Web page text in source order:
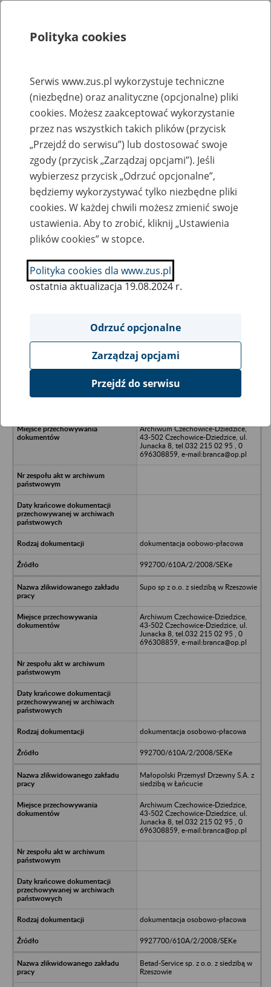
Rejestry, ewidencje i archiwa
Baza zlikwidowanych lub
przekształconych zakładów pracy
Nazwa zakładu pracy:
SZUKAJ
Ukryj wszystkie pozycje bazy
Fol-Land z siedzibą w Bielsku-Białej
Archiwum Czechowice-Dziedzice,
43-502 Czechowice-Dziedzice, ul.
Junacka 8, tel.032 215 02 95 , 0
696308859, e-mail:branca@op.pl
dokumentacja oobowo-płacowa
992700/610A/2/2008/SEKe
Supo sp z o.o. z siedzibą w Rzeszowie
Archiwum Czechowice-Dziedzice,
43-502 Czechowice-Dziedzice, ul.
Junacka 8, tel.032 215 02 95 , 0
696308859, e-mail:branca@op.pl
dokumentacja osobowo-płacowa
992700/610A/2/2008/SEKe
Małopolski Przemysł Drzewny S.A. z
siedzibą w Łańcucie
Archiwum Czechowice-Dziedzice,
43-502 Czechowice-Dziedzice, ul.
Junacka 8, tel.032 215 02 95 , 0
696308859, e-mail:branca@op.pl
dokumentacja osobowo-płacowa
9927700/610A/2/2008/SEKe
Betad-Service sp. z o.o. z siedzibą w
Rzeszowie
Polityka cookies
Serwis www.zus.pl wykorzystuje techniczne
(niezbędne) oraz analityczne (opcjonalne) pliki
cookies. Możesz zaakceptować wykorzystanie
przez nas wszystkich takich plików (przycisk
„Przejdź do serwisu”) lub dostosować swoje
zgody (przycisk „Zarządzaj opcjami”). Jeśli
wybierzesz przycisk „Odrzuć opcjonalne”,
będziemy wykorzystywać tylko niezbędne pliki
cookies. W każdej chwili możesz zmienić swoje
ustawienia. Aby to zrobić, kliknij „Ustawienia
plików cookies” w stopce.
Polityka cookies dla www.zus.pl
ostatnia aktualizacja 19.08.2024 r.
Odrzuć opcjonalne
Zarządzaj opcjami
Przejdź do serwisu